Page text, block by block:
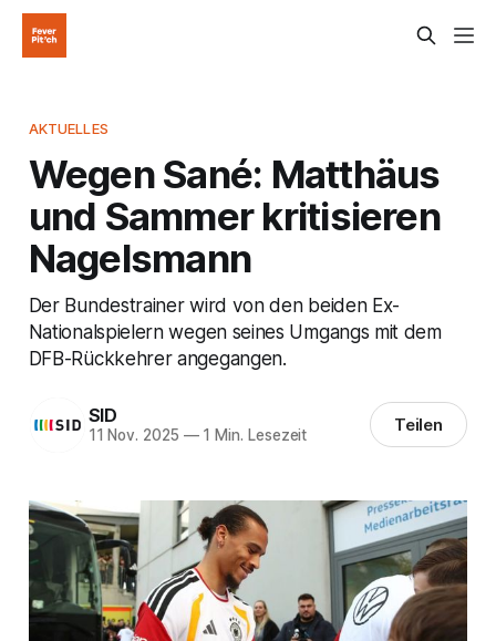
AKTUELLES
Wegen Sané: Matthäus
und Sammer kritisieren
Nagelsmann
Der Bundestrainer wird von den beiden Ex-
Nationalspielern wegen seines Umgangs mit dem
DFB-Rückkehrer angegangen.
SID
11 Nov. 2025 —1 Min. Lesezeit Teilen